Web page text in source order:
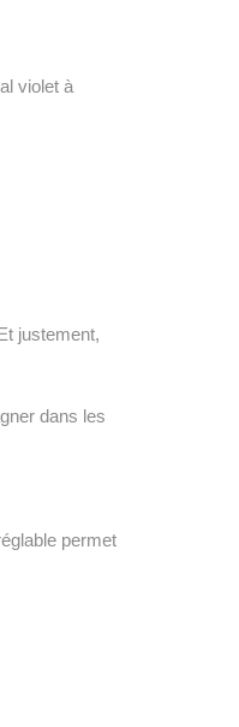
violet à
justement,
dans les
permet